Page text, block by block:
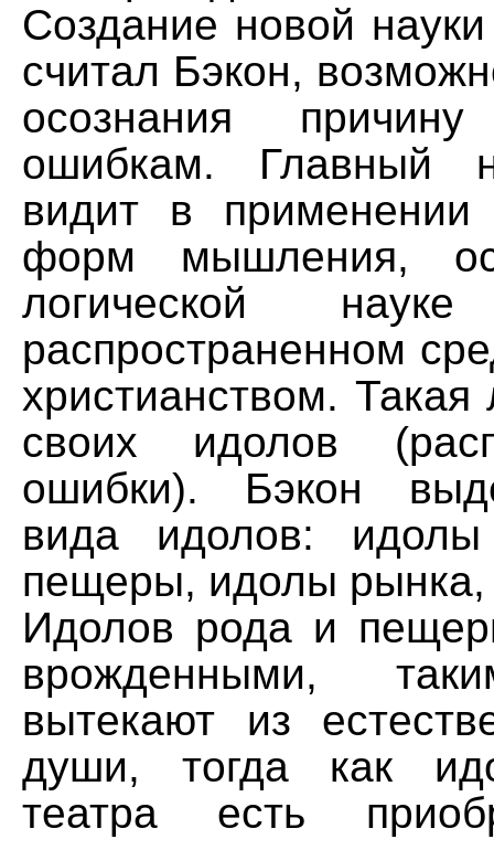
Создание новой
считал Бэкон,
осознания
ошибкам. Главный
видит в применении
форм мышления,
логической науке
распространенном
христианством. Такая
своих идолов
ошибки). Бэкон
вида идолов:
пещеры, идолы рынка,
Идолов рода и
врожденными,
вытекают из
души, тогда как
театра есть